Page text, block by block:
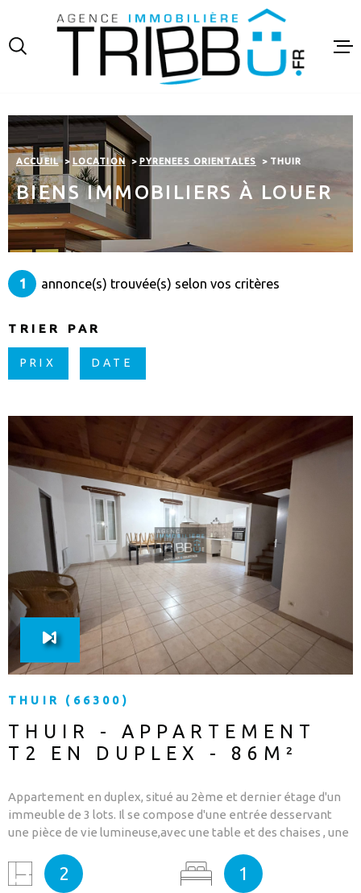
lamenu
contenu
VENTES
ACCUEIL LOCATION PYRENEES ORIENTALES THUIR
BIENS IMMOBILIERS À LOUER
1 annonce(s) trouvée(s) selon vos critères
TRIER PAR
PRIX DATE
THUIR (66300)
THUIR - APPARTEMENT
T2 EN DUPLEX - 86M²
Appartement en duplex, situé au 2ème et dernier étage d'un
immeuble de 3 lots. Il se compose d'une entrée desservant
une pièce de vie lumineuse,avec une table et des chaises , une
un espace dressing, une chambre , ainsi qu'une spacieuse
mezzanine . Logement non meublé disponible dès
2 1
VOIR LE BIEN